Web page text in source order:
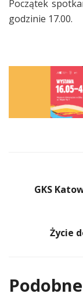
Początek
godzinie 17.00.
GKS
Życie
Podobne